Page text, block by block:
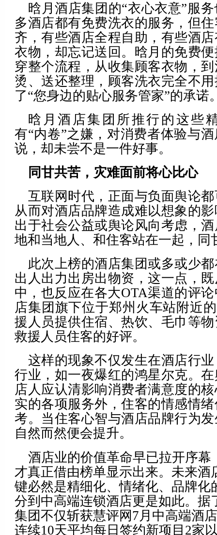
晗月酒店集团的“衣心衣意”服
多酒店都有免费洗衣的服务，但
齐，有些酒店全程自助，有些酒
衣物，却忘记送回。晗月的免费
穿整个流程，从收集顾客衣物，
烫、送还整理，顾客洗衣完全不
了“您身边的贴心服务管家”的承诺
晗月酒店集团所推行的这些
有“内卷”之嫌，对消费者体验与
说，却未尝不是一件好事。
同甘共苦，灾难面前将心比心
互联网时代，正面与负面舆论
从而对酒店品牌造成难以想象的
出于社会公益或舆论风向考虑，
地和当地人、和住客站在一起，同
此次上榜的酒店集团或多或少
出人出力出房出物资，这一点，
中，也反应在各大OTA渠道的评
店集团旗下位于郑州火车站附近
援人员提供住宿、热饮、毛巾等
救援人员住客的好评。
这样的现象不仅发生在酒店行
行业，如一夜爆红的鸿星尔克。
店人应认清影响消费者满意度的
实的各项服务外，住客的情感情
考。当住客心智与酒店品牌行为
自然而然便会提升。
酒店业的价值革命早已拉开序幕
才真正借由榜单显示出来。未来酒
键必然是精细化、情绪化、品牌化
分到中高端连锁酒店更是如此。据
集团不仅斩获慧评网7月中高端酒
连续10天平均每日签约新项目2家